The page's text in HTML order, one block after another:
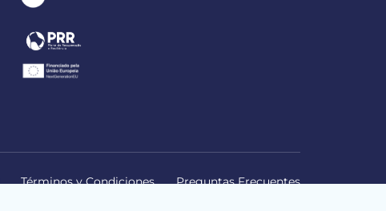
Términos y Condiciones Preguntas Frecuentes